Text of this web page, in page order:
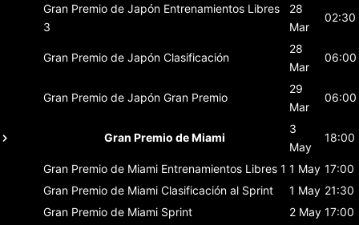
Gran Premio de Japón Entrenamientos Libres
3
28
Mar
02:30
Gran Premio de Japón Clasificación
28
Mar
06:00
Gran Premio de Japón Gran Premio
29
Mar
06:00
Gran Premio de Miami
3
May
18:00
Gran Premio de Miami Entrenamientos Libres 1 1 May 17:00
Gran Premio de Miami Clasificación al Sprint 1 May 21:30
Gran Premio de Miami Sprint 2 May 17:00